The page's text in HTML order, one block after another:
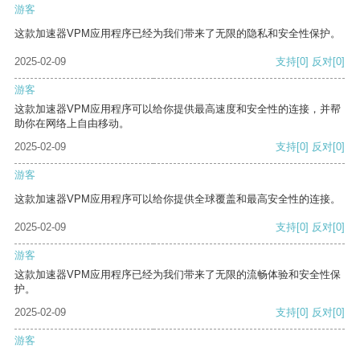
游客
这款加速器VPM应用程序已经为我们带来了无限的隐私和安全性保护。
2025-02-09 支持[0] 反对[0]
游客
这款加速器VPM应用程序可以给你提供最高速度和安全性的连接，并帮
助你在网络上自由移动。
2025-02-09
支持[0] 反对[0]
游客
这款加速器VPM应用程序可以给你提供全球覆盖和最高安全性的连接。
2025-02-09 支持[0] 反对[0]
游客
这款加速器VPM应用程序已经为我们带来了无限的流畅体验和安全性保
护。
2025-02-09
支持[0] 反对[0]
游客